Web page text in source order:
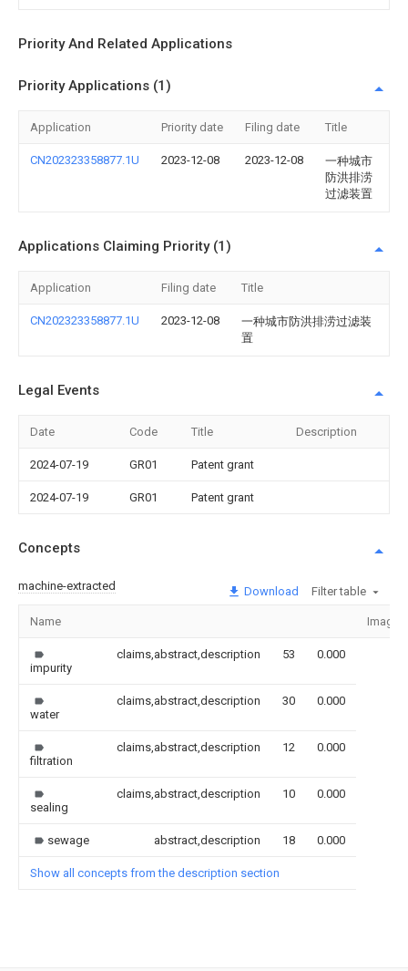
Priority And Related Applications
Priority Applications (1)
Application Priority date Filing date Title
CN202323358877.1U 2023-12-08 2023-12-08
一种城市
防洪排涝
过滤装置
Applications Claiming Priority (1)
Application Filing date Title
CN202323358877.1U 2023-12-08
一种城市防洪排涝过滤装
置
Legal Events
Date Code Title Description
2024-07-19 GR01 Patent grant
2024-07-19 GR01 Patent grant
Concepts
machine-extracted Download Filter table
Name Image
impurity
claims,abstract,description 53 0.000
water
claims,abstract,description 30 0.000
filtration
claims,abstract,description 12 0.000
sealing
claims,abstract,description 10 0.000
sewage abstract,description 18 0.000
Show all concepts from the description section